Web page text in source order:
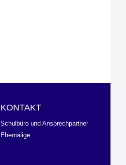
KONTAKT
Schulbüro und Ansprechpartner
Ehemalige